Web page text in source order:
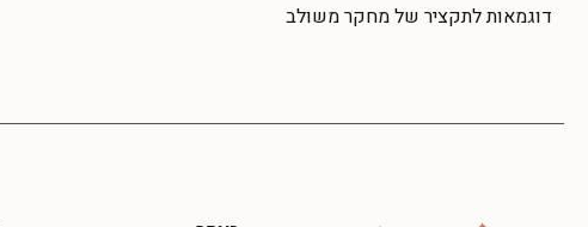
דוגמאות לתקציר של מחקר משולב